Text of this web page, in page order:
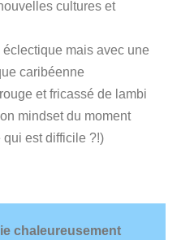
cultures et
mais avec une
caribéenne
et fricassé de lambi
mindset du moment
qui est difficile ?!)
chaleureusement